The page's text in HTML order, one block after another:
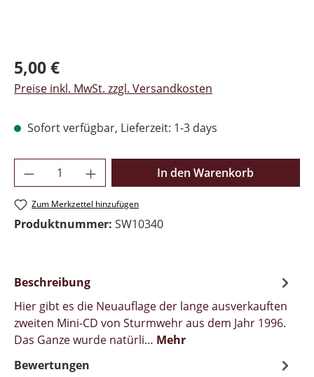
Regulärer Preis:
5,00 €
Preise inkl. MwSt. zzgl. Versandkosten
Sofort verfügbar, Lieferzeit: 1-3 days
Produkt Anzahl: Gib den gewünschten
In den Warenkorb
Zum Merkzettel hinzufügen
Produktnummer: SW10340
Beschreibung
Hier gibt es die Neuauflage der lange ausverkauften
zweiten Mini-CD von Sturmwehr aus dem Jahr 1996.
Das Ganze wurde natürli… Mehr
Bewertungen